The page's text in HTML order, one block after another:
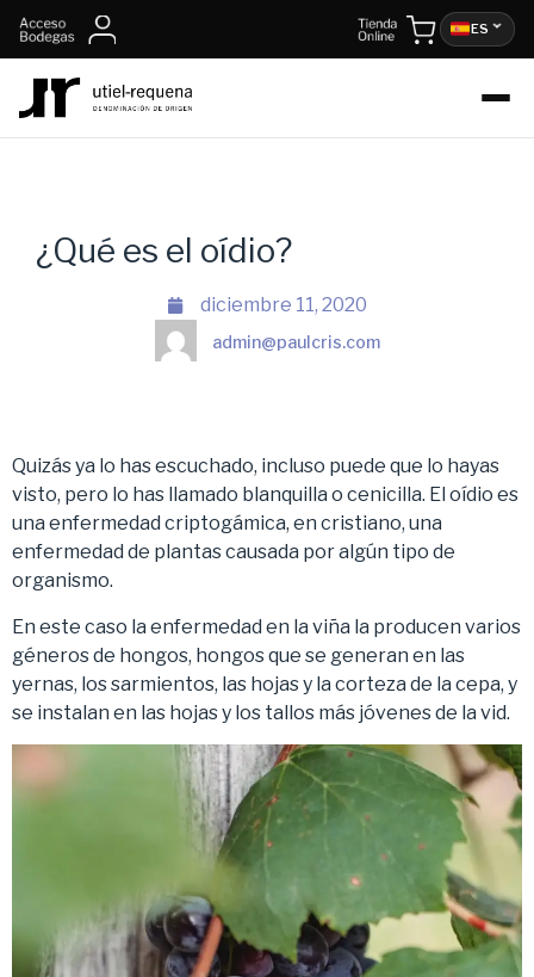
ES
¿Qué es el oídio?
diciembre 11, 2020
admin@paulcris.com
Quizás ya lo has escuchado, incluso puede que lo hayas
visto, pero lo has llamado blanquilla o cenicilla. El oídio es
una enfermedad criptogámica, en cristiano, una
enfermedad de plantas causada por algún tipo de
organismo.
En este caso la enfermedad en la viña la producen varios
géneros de hongos, hongos que se generan en las
yernas, los sarmientos, las hojas y la corteza de la cepa, y
se instalan en las hojas y los tallos más jóvenes de la vid.